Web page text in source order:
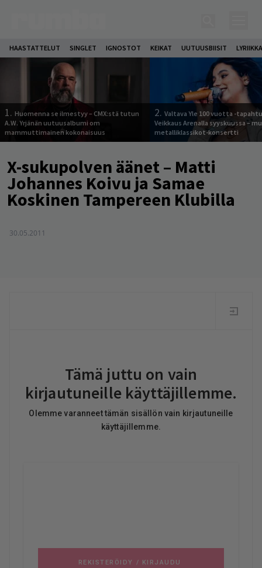
HAASTATTELUT SINGLET IGNOSTOT KEIKAT UUTUUSBIISIT
1. Huomenna se ilmestyy – CMX:stä tutun
A.W. Yrjänän uutuusalbumi om
mammuttimainen kokonaisuus
2. Valtava Yle 100 vuotta -
Veikkaus Arenalla syyskuussa –
metalliklassikot-konsertti
X-sukupolven äänet – Matti
Johannes Koivu ja Samae
Koskinen Tampereen Klubilla
30.05.2011